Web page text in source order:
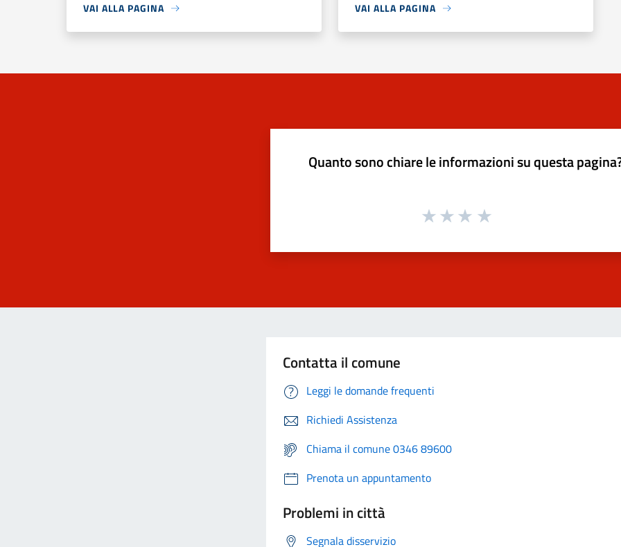
VAI ALLA PAGINA VAI ALLA PAGINA
Quanto sono chiare le informazioni su questa
Contatta il comune
Leggi le domande frequenti
Richiedi Assistenza
Chiama il comune 0346 89600
Prenota un appuntamento
Problemi in città
Segnala disservizio